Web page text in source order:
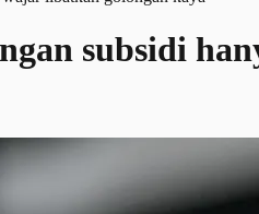
subsidi